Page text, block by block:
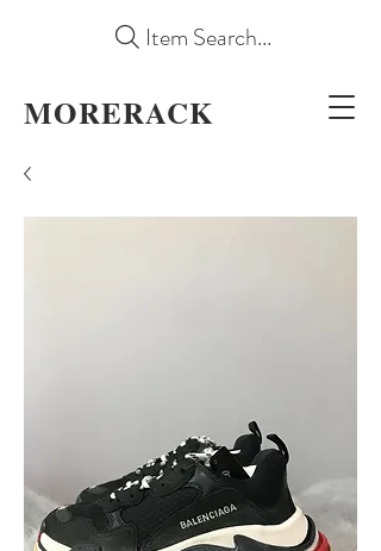
MORERACK
Item Search...